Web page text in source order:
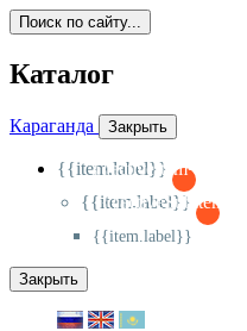
Поиск по сайту...
Каталог
Караганда Закрыть
{{item.label}}
{{item.label}}
{{item.label}}
Закрыть